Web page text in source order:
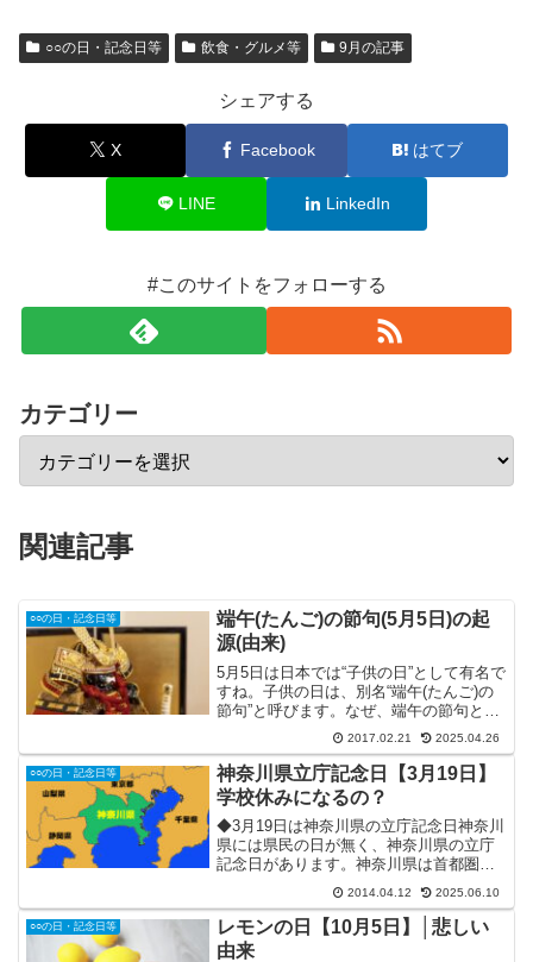
○○の日・記念日等 飲食・グルメ等 9月の記事
シェアする
X Facebook はてブ
LINE LinkedIn
#このサイトをフォローする
カテゴリー
関連記事
○○の日・記念日等
端午(たんご)の節句(5月5日)の起
源(由来)
5月5日は日本では“子供の日”として有名で
すね。子供の日は、別名“端午(たんご)の
節句”と呼びます。なぜ、端午の節句と呼
ぶのか？今回は、端午の節句の起源(由来)
について調べ、わかりやすくまとめてみ
ました。皆様の参考になれば幸いです。■
端午の...
2017.02.21 2025.04.26
○○の日・記念日等
神奈川県立庁記念日【3月19日】
学校休みになるの？
◆3月19日は神奈川県の立庁記念日神奈川
県には県民の日が無く、神奈川県の立庁
記念日があります。神奈川県は首都圏の
県の一つで、東京都の南にあります。神
奈川県の位置はここ↓人口と県の予算は日
本で1・2位を争う、まさに首都圏の大都
市・横浜であまり...
2014.04.12 2025.06.10
○○の日・記念日等
レモンの日【10月5日】│悲しい
由来